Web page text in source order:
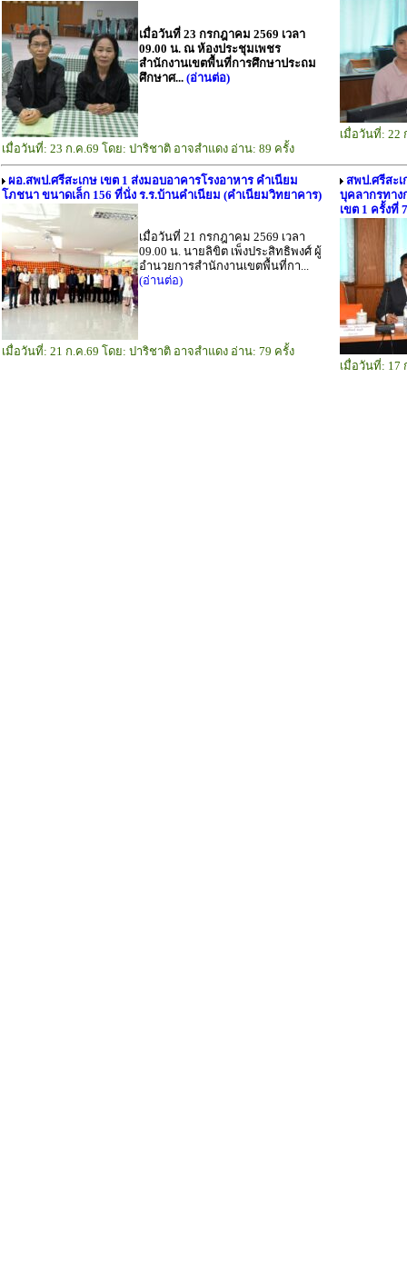
เมื่อวันที่ 23 กรกฎาคม 2569 เวลา
09.00 น. ณ ห้องประชุมเพชร
สำนักงานเขตพื้นที่การศึกษาประถม
ศึกษาศ... (อ่านต่อ)
เมื่อวันที่: 23 ก.ค.69 โดย: ปาริชาติ อาจสำแดง อ่าน: 89 ครั้ง
เมื่อวันที่: 22
ผอ.สพป.ศรีสะเกษ เขต 1 ส่งมอบอาคารโรงอาหาร คำเนียม
โภชนา ขนาดเล็ก 156 ที่นั่ง ร.ร.บ้านคำเนียม (คำเนียมวิทยาคาร)
เมื่อวันที่ 21 กรกฎาคม 2569 เวลา
09.00 น. นายลิขิต เพ็งประสิทธิพงศ์ ผู้
อำนวยการสำนักงานเขตพื้นที่กา...
(อ่านต่อ)
เมื่อวันที่: 21 ก.ค.69 โดย: ปาริชาติ อาจสำแดง อ่าน: 79 ครั้ง
สพป.ศรีสะ
บุคลากรทาง
เขต 1 ครั้งที่
เมื่อวันที่: 17